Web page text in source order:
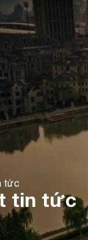
tức
tin tức